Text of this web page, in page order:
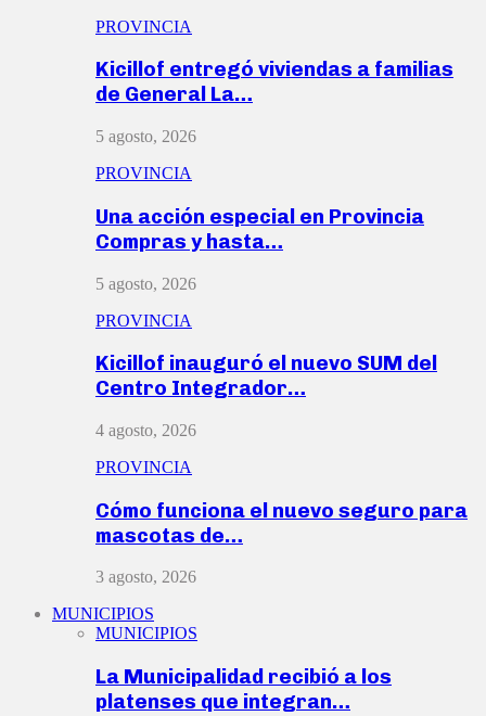
PROVINCIA
Kicillof entregó viviendas a familias
de General La…
5 agosto, 2026
PROVINCIA
Una acción especial en Provincia
Compras y hasta…
5 agosto, 2026
PROVINCIA
Kicillof inauguró el nuevo SUM del
Centro Integrador…
4 agosto, 2026
PROVINCIA
Cómo funciona el nuevo seguro para
mascotas de…
3 agosto, 2026
MUNICIPIOS
MUNICIPIOS
La Municipalidad recibió a los
platenses que integran…